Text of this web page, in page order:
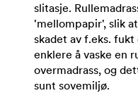
slitasje.
'mellompapir', slik
skadet av f.eks.
enklere å vaske en
overmadrass, og
sunt sovemiljø.